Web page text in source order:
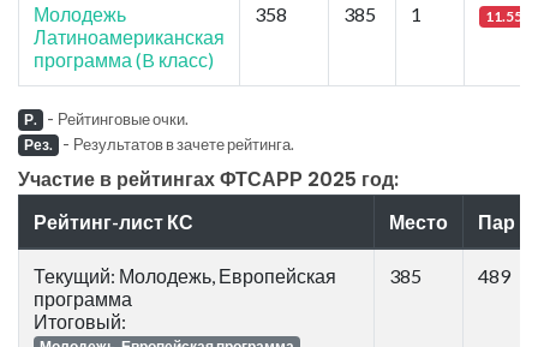
Молодежь
Латиноамериканская
программа (B класс)
358 385 1 11.55
Р. - Рейтинговые очки.
Рез. - Результатов в зачете рейтинга.
Участие в рейтингах ФТСАРР 2025 год:
Рейтинг-лист КС Место Пар
Текущий: Молодежь, Европейская
программа
Итоговый:
385 489